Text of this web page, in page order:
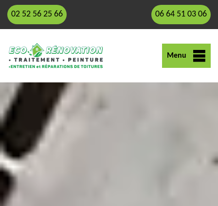
02 52 56 25 66 06 64 51 03 06
Menu